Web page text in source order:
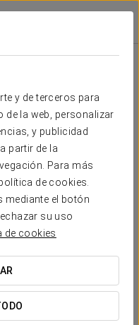
y de terceros para
de la web, personalizar
y publicidad
partir de la
Para más
de cookies.
mediante el botón
su uso
de cookies
para que solo penséis
hemos creado una